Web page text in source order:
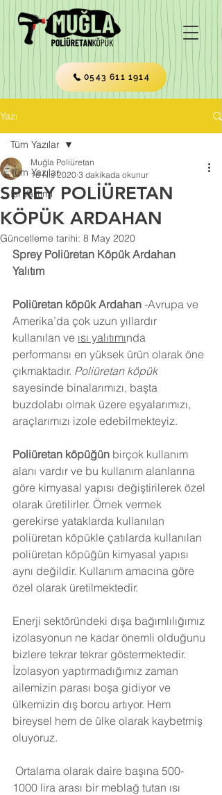
0543 611 1914
Yazı
Tüm Yazılar
Isı Yalıtımı
Tüm Yazılar
SPREY POLİÜRETAN
KÖPÜK ARDAHAN
Muğla Poliüretan
16 Nis 2020 3 dakikada okunur
Güncelleme tarihi: 8 May 2020
Sprey Poliüretan Köpük Ardahan
Yalıtım
Poliüretan köpük Ardahan -Avrupa ve
Amerika’da çok uzun yıllardır
kullanılan ve ısı yalıtımında
performansı en yüksek ürün olarak öne
çıkmaktadır. Poliüretan köpük
sayesinde binalarımızı, başta
buzdolabı olmak üzere eşyalarımızı,
araçlarımızı izole edebilmekteyiz.
Poliüretan köpüğün birçok kullanım
alanı vardır ve bu kullanım alanlarına
göre kimyasal yapısı değiştirilerek özel
olarak üretilirler. Örnek vermek
gerekirse yataklarda kullanılan
poliüretan köpükle çatılarda kullanılan
poliüretan köpüğün kimyasal yapısı
aynı değildir. Kullanım amacına göre
özel olarak üretilmektedir.
Enerji sektöründeki dışa bağımlılığımız
izolasyonun ne kadar önemli olduğunu
bizlere tekrar tekrar göstermektedir.
İzolasyon yaptırmadığımız zaman
ailemizin parası boşa gidiyor ve
ülkemizin dış borcu artıyor. Hem
bireysel hem de ülke olarak kaybetmiş
oluyoruz.
Ortalama olarak daire başına 500-
1000 lira arası bir meblağ tutan ısı